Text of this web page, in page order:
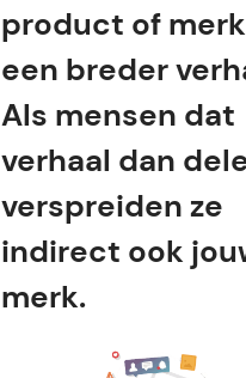
product of
een breder
Als mensen dat
verhaal dan
verspreiden ze
indirect ook
merk.